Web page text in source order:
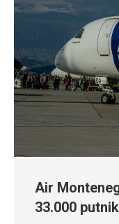
Air
33.000